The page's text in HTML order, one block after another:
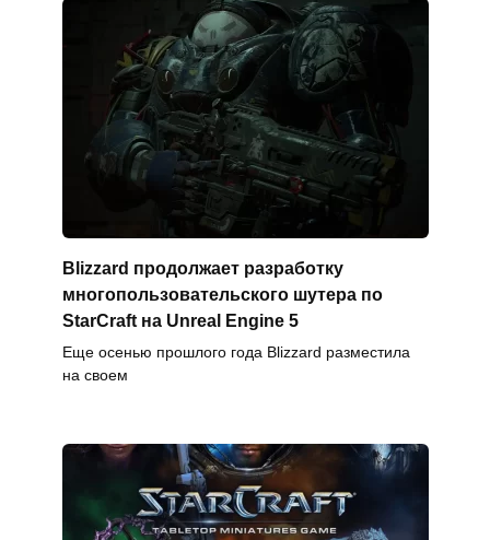
Blizzard продолжает разработку
многопользовательского шутера по
StarCraft на Unreal Engine 5
Еще осенью прошлого года Blizzard разместила
на своем